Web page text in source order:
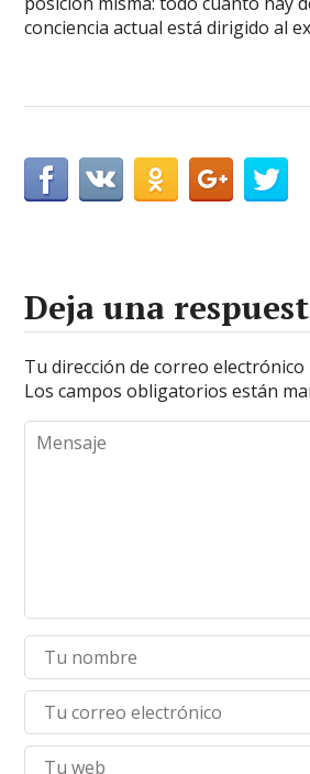
conciencia actual está dirigido al
Deja una
Tu dirección de correo electrónico
Los campos obligatorios están